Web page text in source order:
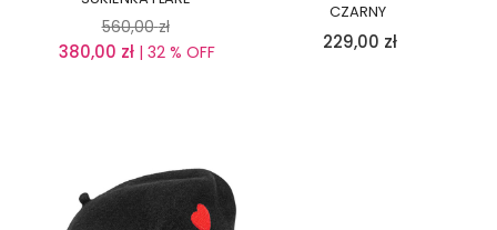
560,00 zł
380,00 zł | 32 % OFF
CZARNY
229,00 zł